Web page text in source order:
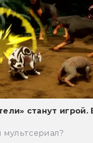
станут игрой.
мультсериал?